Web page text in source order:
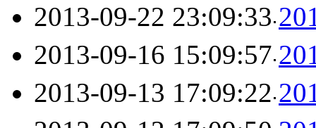
2013-09-22 23:09:33
2013-09-16 15:09:57
2013-09-13 17:09:22